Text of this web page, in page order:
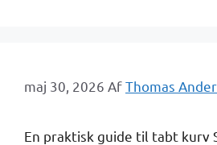
maj 30, 2026 AfThomas
En praktisk guide til tabt kurv